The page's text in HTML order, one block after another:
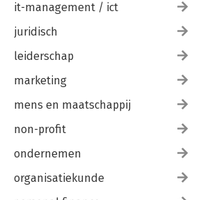
it-management / ict
juridisch
leiderschap
marketing
mens en maatschappij
non-profit
ondernemen
organisatiekunde